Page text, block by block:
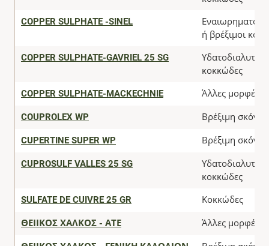
COPPER SULPHATE -SINEL
ή βρέξιμοι
COPPER SULPHATE-GAVRIEL 25 SG
Υδατοδιαλυτό
κοκκώδες
COPPER SULPHATE-MACKECHNIE Άλλες μορφές
COUPROLEX WP Βρέξιμη σκόνη
CUPERTINE SUPER WP Βρέξιμη σκόνη
CUPROSULF VALLES 25 SG
Υδατοδιαλυτό
κοκκώδες
SULFATE DE CUIVRE 25 GR Κοκκώδες
ΘΕΙΙΚΟΣ ΧΑΛΚΟΣ - ΑΤΕ Άλλες μορφές